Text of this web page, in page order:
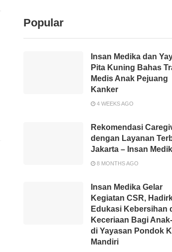
Popular
Insan Medika dan
Pita Kuning Bahas
Medis Anak Pejuang
Kanker
4 WEEKS AGO
Rekomendasi
dengan Layanan
Jakarta – Insan
8 MONTHS AGO
Insan Medika Gelar
Kegiatan CSR,
Edukasi Kebersihan
Keceriaan Bagi
di Yayasan Pondok
Mandiri